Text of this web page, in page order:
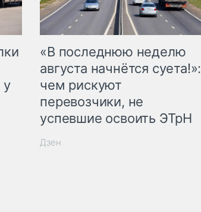
у
«В последнюю неделю
августа начнётся суета!»:
чем рискуют
перевозчики, не
успевшие освоить ЭТрН
Дзен